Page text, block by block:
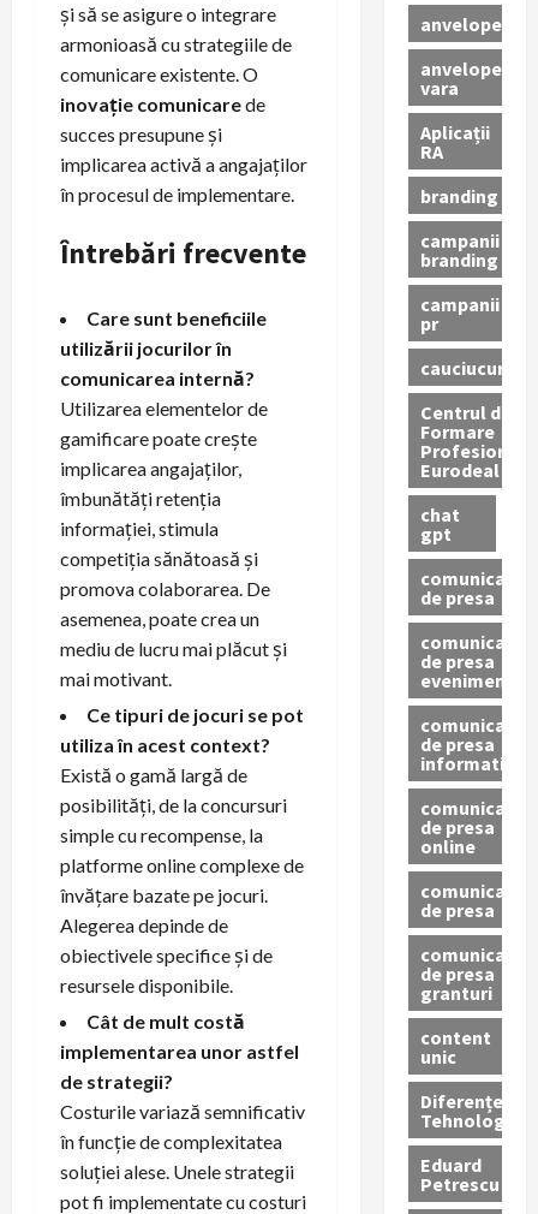
și să se asigure o integrare
armonioasă cu strategiile de
comunicare existente. O
inovație comunicarede
succes presupune și
implicarea activă a angajaților
în procesul de implementare.
Întrebări frecvente
Care sunt beneficiile
utilizării jocurilor în
comunicarea internă?
Utilizarea elementelor de
gamificare poate crește
implicarea angajaților,
îmbunătăți retenția
informației, stimula
competiția sănătoasă și
promova colaborarea. De
asemenea, poate crea un
mediu de lucru mai plăcut și
mai motivant.
Ce tipuri de jocuri se pot
utiliza în acest context?
Există o gamă largă de
posibilități, de la concursuri
simple cu recompense, la
platforme online complexe de
învățare bazate pe jocuri.
Alegerea depinde de
obiectivele specifice și de
resursele disponibile.
Cât de mult costă
implementarea unor astfel
de strategii?
Costurile variază semnificativ
în funcție de complexitatea
soluției alese. Unele strategii
pot fi implementate cu costuri
anvelope
anvelope
vara
Aplicații
RA
branding
campanii
branding
campanii
pr
cauciucuri
Centrul de
Formare
Profesionala
Eurodeal
chat
gpt
comunicat
de presa
comunicat
de presa
eveniment
comunicat
de presa
informativ
comunicat
de presa
online
comunicate
de presa
comunicate
de presa
granturi
content
unic
Diferențe
Tehnologice
Eduard
Petrescu